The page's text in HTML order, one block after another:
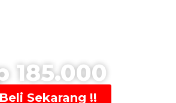
185.000
Beli Sekarang !!